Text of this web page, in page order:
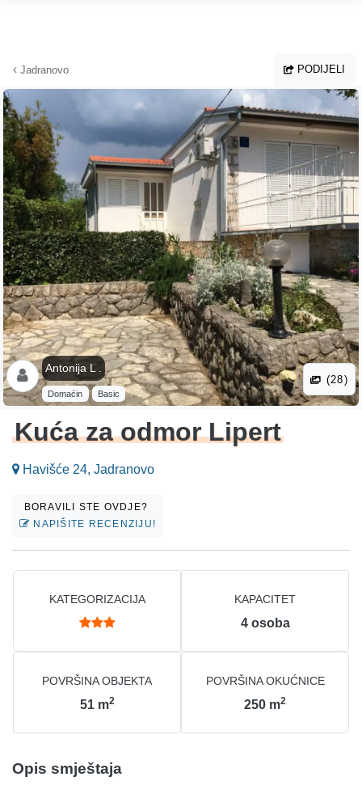
Jadranovo PODIJELI
Antonija L .
Domaćin Basic
(28)
Kuća za odmor Lipert
Havišće 24, Jadranovo
BORAVILI STE OVDJE?
NAPIŠITE RECENZIJU!
KATEGORIZACIJA KAPACITET
4 osoba
POVRŠINA OBJEKTA
51 m2
POVRŠINA OKUĆNICE
250 m2
Opis smještaja